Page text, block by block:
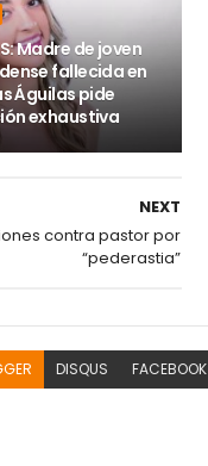
Madre de joven
fallecida en
Águilas pide
exhaustiva
NEXT
contra pastor por
“pederastia”
DISQUS FACEBOOK